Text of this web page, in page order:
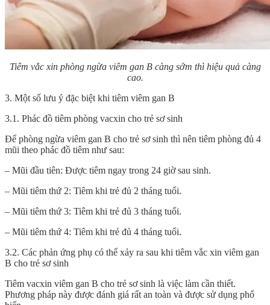
Tiêm vắc xin phòng ngừa viêm gan B càng sớm thì hiệu quả càng
cao.
3. Một số lưu ý đặc biệt khi tiêm viêm gan B
3.1. Phác đồ tiêm phòng vacxin cho trẻ sơ sinh
Để phòng ngừa viêm gan B cho trẻ sơ sinh thì nên tiêm phòng đủ 4
mũi theo phác đồ tiêm như sau:
– Mũi đầu tiên: Được tiêm ngay trong 24 giờ sau sinh.
– Mũi tiêm thứ 2: Tiêm khi trẻ đủ 2 tháng tuổi.
– Mũi tiêm thứ 3: Tiêm khi trẻ đủ 3 tháng tuổi.
– Mũi tiêm thứ 4: Tiêm khi trẻ đủ 4 tháng tuổi.
3.2. Các phản ứng phụ có thể xảy ra sau khi tiêm vắc xin viêm gan
B cho trẻ sơ sinh
Tiêm vacxin viêm gan B cho trẻ sơ sinh là việc làm cần thiết.
Phương pháp này được đánh giá rất an toàn và được sử dụng phổ